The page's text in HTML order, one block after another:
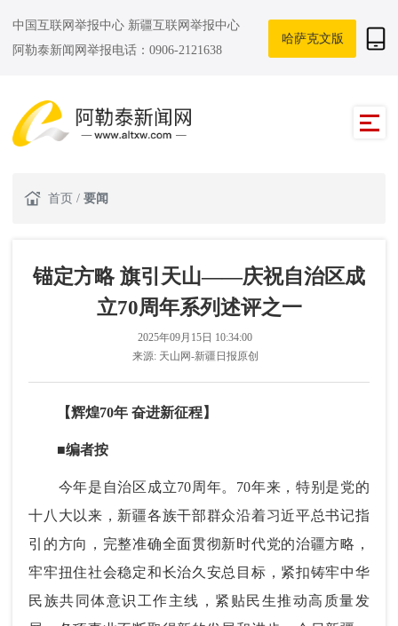
中国互联网举报中心 新疆互联网举报中心
阿勒泰新闻网举报电话：0906-2121638
哈萨克文版
首页 / 要闻
锚定方略 旗引天山——庆祝自治区成
立70周年系列述评之一
2025年09月15日 10:34:00
来源: 天山网-新疆日报原创
【辉煌70年 奋进新征程】
■编者按
今年是自治区成立70周年。70年来，特别是党的
十八大以来，新疆各族干部群众沿着习近平总书记指
引的方向，完整准确全面贯彻新时代党的治疆方略，
牢牢扭住社会稳定和长治久安总目标，紧扣铸牢中华
民族共同体意识工作主线，紧贴民生推动高质量发